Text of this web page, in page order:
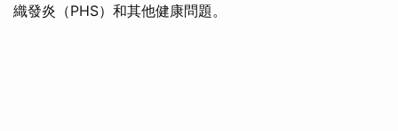
織發炎（PHS）和其他健康問題。